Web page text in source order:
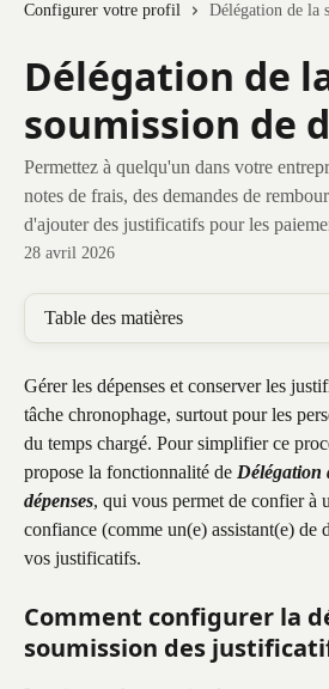
Configurer votre profil
Délégation de la
Délégation de
soumission de
Permettez à quelqu'un dans votre
notes de frais, des demandes de
d'ajouter des justificatifs pour les
28 avril 2026
Table des matières
Gérer les dépenses et conserver les
tâche chronophage, surtout pour les
du temps chargé. Pour simplifier ce
propose la fonctionnalité de Délégation
dépenses, qui vous permet de confier à
confiance (comme un(e) assistant(e) de
vos justificatifs.
Comment configurer la
soumission des